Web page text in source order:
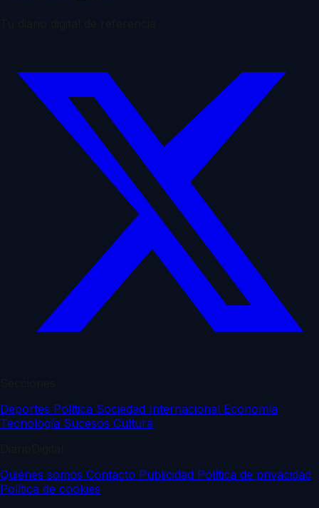
Deportes Política Sociedad Internacional Economía
Tecnología Sucesos Cultura
Quiénes somos Contacto Publicidad Política de privacidad
Política de cookies